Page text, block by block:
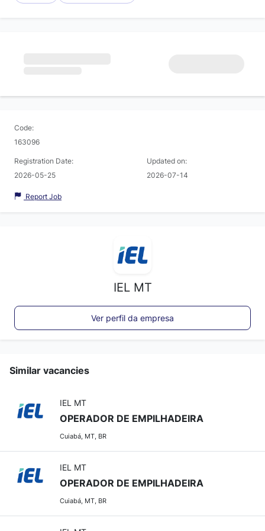
Code:
163096
Registration Date:
2026-05-25
Updated on:
2026-07-14
Report Job
IEL MT
Ver perfil da empresa
Similar vacancies
IEL MT
OPERADOR DE EMPILHADEIRA
Cuiabá, MT, BR
IEL MT
OPERADOR DE EMPILHADEIRA
Cuiabá, MT, BR